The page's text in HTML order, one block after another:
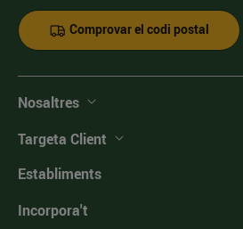
Comprovar el codi postal
Nosaltres
Targeta Client
Establiments
Incorpora't